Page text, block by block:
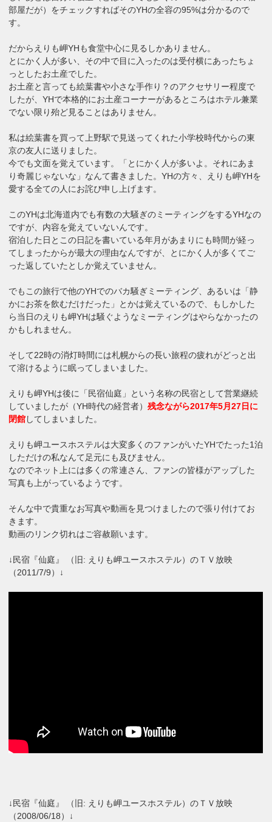
部屋だが）をチェックすればそのYHの全容の95%は分かるので
す。
だからえりも岬YHも食堂中心に見るしかありません。
とにかく人が多い、その中で目に入ったのは受付横にあったちょ
っとしたお土産でした。
お土産と言っても絵葉書や小さな手作り？のアクセサリー程度で
したが、YHで本格的にお土産コーナーがあるところはホテル兼業
でない限り殆ど見ることはありません。
私は絵葉書を買って上野駅で見送ってくれた小学校時代からの東
京の友人に送りました。
今でも文面を覚えています。「とにかく人が多いよ。それにあま
り奇麗じゃないな」なんて書きました。YHの方々、えりも岬YHを
愛する全ての人にお詫び申し上げます。
このYHは北海道内でも有数の大騒ぎのミーティングをするYHなの
ですが、内容を覚えていないんです。
宿泊した日とこの日記を書いている年月があまりにも時間が経っ
てしまったからが最大の理由なんですが、とにかく人が多くてご
った返していたとしか覚えていません。
でもこの旅行で他のYHでのバカ騒ぎミーティング、あるいは「静
かにお茶を飲むだけだった」とかは覚えているので、もしかした
ら当日のえりも岬YHは騒ぐようなミーティングはやらなかったの
かもしれません。
そして22時の消灯時間には札幌からの長い旅程の疲れがどっと出
て溶けるように眠ってしまいました。
えりも岬YHは後に「民宿仙庭」という名称の民宿として営業継続
していましたが（YH時代の経営者）残念ながら2017年5月27日に
閉館してしまいました。
えりも岬ユースホステルは大変多くのファンがいたYHでたった1泊
しただけの私なんて足元にも及びません。
なのでネット上には多くの常連さん、ファンの皆様がアップした
写真も上がっているようです。
そんな中で貴重なお写真や動画を見つけましたので張り付けてお
きます。
動画のリンク切れはご容赦願います。
↓民宿『仙庭』 （旧: えりも岬ユースホステル）のＴＶ放映
（2011/7/9）↓
↓民宿『仙庭』 （旧: えりも岬ユースホステル）のＴＶ放映
（2008/06/18）↓